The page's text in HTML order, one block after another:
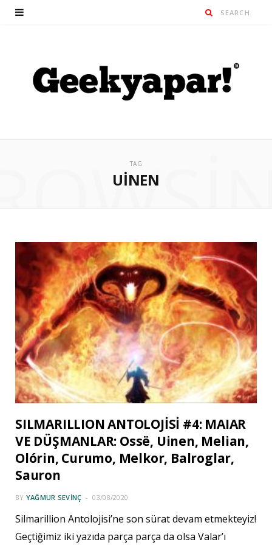
TAG
UINEN
SILMARILLION ANTOLOJİSİ #4: MAIAR
VE DÜŞMANLAR: Ossë, Uinen, Melian,
Olórin, Curumo, Melkor, Balroglar,
Sauron
BY YAĞMUR SEVINÇ 03/08/2020
Silmarillion Antolojisi’ne son sürat devam etmekteyiz!
Geçtiğimiz iki yazıda parça parça da olsa Valar’ı